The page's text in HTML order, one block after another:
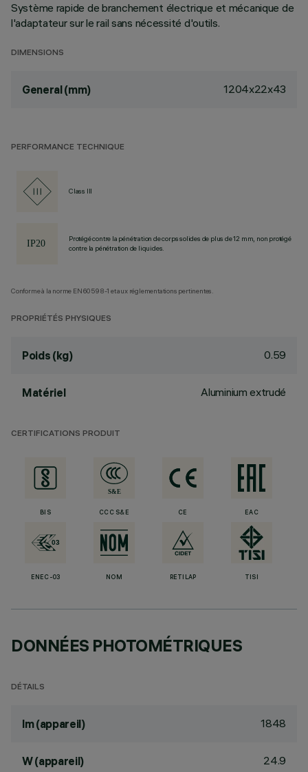
Système rapide de branchement électrique et mécanique de
l'adaptateur sur le rail sans nécessité d'outils.
DIMENSIONS
General (mm) 1204x22x43
PERFORMANCE TECHNIQUE
Class III
Protégé contre la pénétration de corps solides de plus de 12 mm, non protégé
contre la pénétration de liquides.
Conforme à la norme EN60598-1 et aux réglementations pertinentes.
PROPRIÉTÉS PHYSIQUES
Poids (kg) 0.59
Matériel Aluminium extrudé
CERTIFICATIONS PRODUIT
BIS CCC S&E CE EAC
ENEC-03 NOM RETILAP TISI
DONNÉES PHOTOMÉTRIQUES
DÉTAILS
lm (appareil) 1848
W (appareil) 24.9